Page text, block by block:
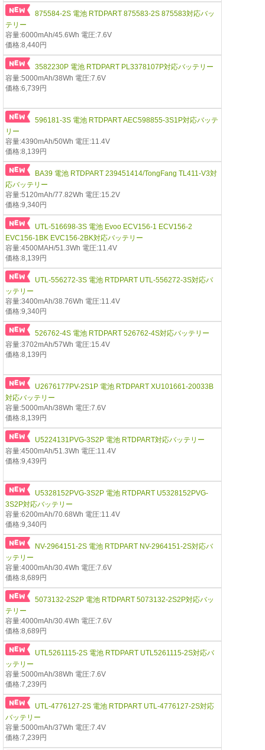
875584-2S 電池 RTDPART 875583-2S 875583対応バッ
テリー
容量:6000mAh/45.6Wh 電圧:7.6V
価格:8,440円
3582230P 電池 RTDPART PL3378107P対応バッテリー
容量:5000mAh/38Wh 電圧:7.6V
価格:6,739円
596181-3S 電池 RTDPART AEC598855-3S1P対応バッテ
リー
容量:4390mAh/50Wh 電圧:11.4V
価格:8,139円
BA39 電池 RTDPART 239451414/TongFang TL411-V3対
応バッテリー
容量:5120mAh/77.82Wh 電圧:15.2V
価格:9,340円
UTL-516698-3S 電池 Evoo ECV156-1 ECV156-2
EVC156-1BK EVC156-2BK対応バッテリー
容量:4500MAH/51.3Wh 電圧:11.4V
価格:8,139円
UTL-556272-3S 電池 RTDPART UTL-556272-3S対応バ
ッテリー
容量:3400mAh/38.76Wh 電圧:11.4V
価格:9,340円
526762-4S 電池 RTDPART 526762-4S対応バッテリー
容量:3702mAh/57Wh 電圧:15.4V
価格:8,139円
U2676177PV-2S1P 電池 RTDPART XU101661-20033B
対応バッテリー
容量:5000mAh/38Wh 電圧:7.6V
価格:8,139円
U5224131PVG-3S2P 電池 RTDPART対応バッテリー
容量:4500mAh/51.3Wh 電圧:11.4V
価格:9,439円
U5328152PVG-3S2P 電池 RTDPART U5328152PVG-
3S2P対応バッテリー
容量:6200mAh/70.68Wh 電圧:11.4V
価格:9,340円
NV-2964151-2S 電池 RTDPART NV-2964151-2S対応バ
ッテリー
容量:4000mAh/30.4Wh 電圧:7.6V
価格:8,689円
5073132-2S2P 電池 RTDPART 5073132-2S2P対応バッ
テリー
容量:4000mAh/30.4Wh 電圧:7.6V
価格:8,689円
UTL5261115-2S 電池 RTDPART UTL5261115-2S対応バ
ッテリー
容量:5000mAh/38Wh 電圧:7.6V
価格:7,239円
UTL-4776127-2S 電池 RTDPART UTL-4776127-2S対応
バッテリー
容量:5000mAh/37Wh 電圧:7.4V
価格:7,239円